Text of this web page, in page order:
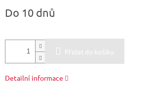
cena:
Do 10 dnů
Přidat do košíku
Detailní informace